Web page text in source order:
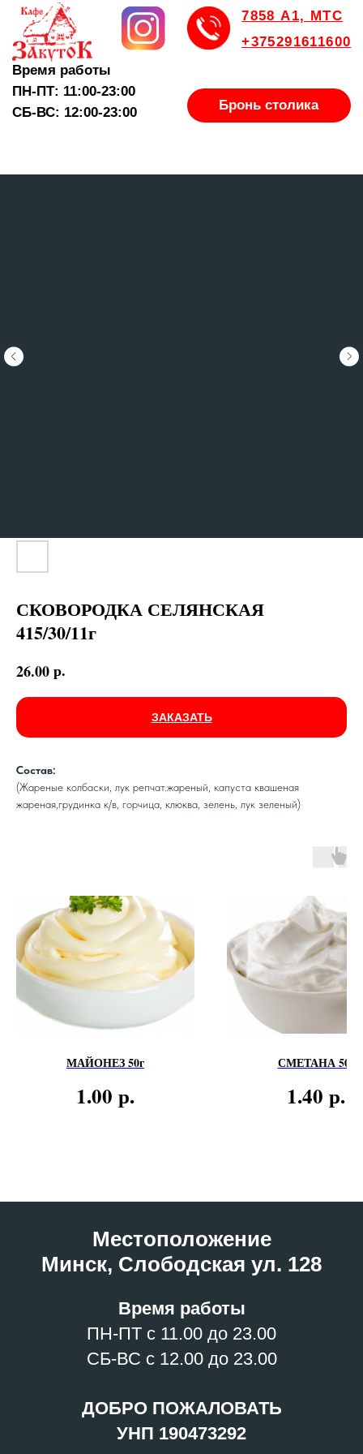
Время работы
ПН-ПТ: 11:00-23:00
СБ-ВС: 12:00-23:00
7858 А1, МТС
+375291611600
СКОВОРОДКА СЕЛЯНСКАЯ
415/30/11г
26.00р.
ЗАКАЗАТЬ
Состав:
(Жареные колбаски, лук репчат.жареный, капуста квашеная
жареная,грудинка к/в, горчица, клюква, зелень, лук зеленый)
МАЙОНЕЗ 50г
1.00 р.
СМЕТАНА 50г
1.40 р.
Местоположение
Минск, Слободская ул. 128
Время работы
ПН-ПТ с 11.00 до 23.00
СБ-ВС с 12.00 до 23.00
ДОБРО ПОЖАЛОВАТЬ
УНП 190473292